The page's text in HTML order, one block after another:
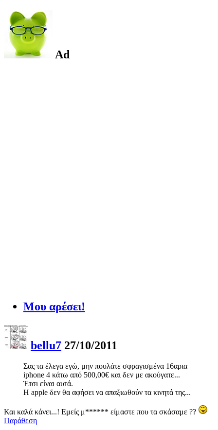
Ad
Μου αρέσει!
bellu7 27/10/2011
Σας τα έλεγα εγώ, μην πουλάτε σφραγισμένα 16αρια
iphone 4 κάτω από 500,00€ και δεν με ακούγατε...
Έτσι είναι αυτά.
Η apple δεν θα αφήσει να απαξιωθούν τα κινητά της...
Και καλά κάνει...! Εμείς μ****** είμαστε που τα σκάσαμε ??
Παράθεση